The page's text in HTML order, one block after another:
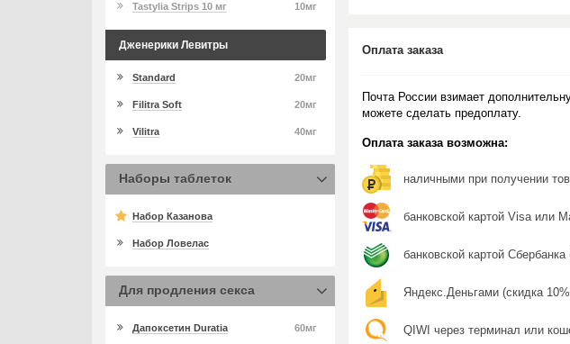
Оплата заказа
Почта России взимает
можете сделать предоплату.
Оплата заказа возможна:
наличными при получении
банковской картой Visa или
банковской картой Сбербанка
Яндекс.Деньгами (скидка
QIWI через терминал или
10мг
Tastylia Strips 10 мг
Дженерики Левитры
20мг
Standard
20мг
Filitra Soft
40мг
Vilitra
Наборы таблеток
Набор Казанова
Набор Ловелас
Для продления секса
60мг
Дапоксетин Duratia